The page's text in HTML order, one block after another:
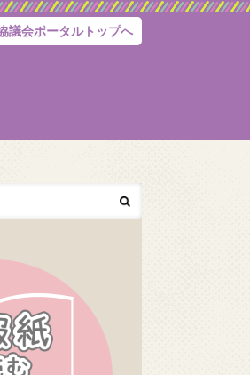
議会ポータルトップへ